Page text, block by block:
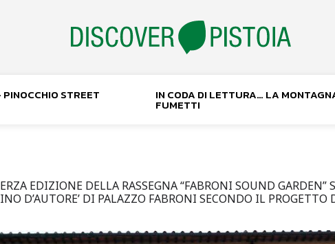
STREET IN CODA DI LETTURA… LA
FUMETTI
EDIZIONE DELLA RASSEGNA “FABRONI SOUND
D’AUTORE’ DI PALAZZO FABRONI SECONDO IL PROGETTO